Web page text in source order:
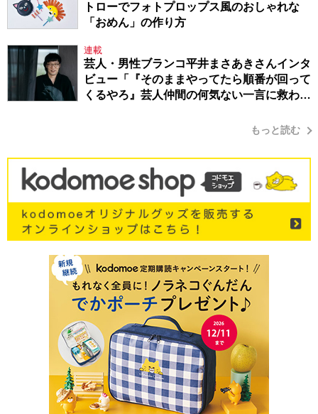
トローでフォトプロップス風のおしゃれな
「おめん」の作り方
連載
芸人・男性ブランコ平井まさあきさんインタ
ビュー「『そのままやってたら順番が回って
くるやろ』芸人仲間の何気ない一言に救われ
もっと読む